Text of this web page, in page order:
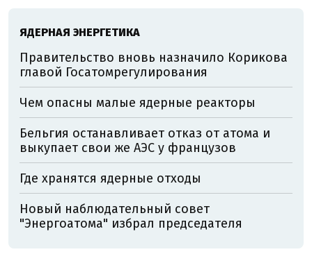
ЯДЕРНАЯ ЭНЕРГЕТИКА
Правительство вновь назначило Корикова
главой Госатомрегулирования
Чем опасны малые ядерные реакторы
Бельгия останавливает отказ от атома и
выкупает свои же АЭС у французов
Где хранятся ядерные отходы
Новый наблюдательный совет
"Энергоатома" избрал председателя